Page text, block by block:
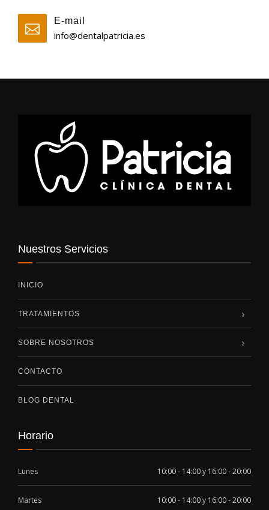
E-mail
info@dentalpatricia.es
Nuestros Servicios
INICIO
TRATAMIENTOS
SOBRE NOSOTROS
CONTACTO
BLOG DENTAL
Horario
Lunes 10:00 - 14:00 y 16:00 - 20:00
Martes 10:00 - 14:00 y 16:00 - 20:00